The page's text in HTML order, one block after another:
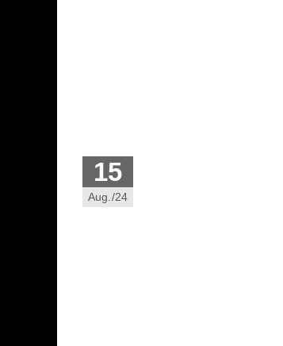
15
Aug./24